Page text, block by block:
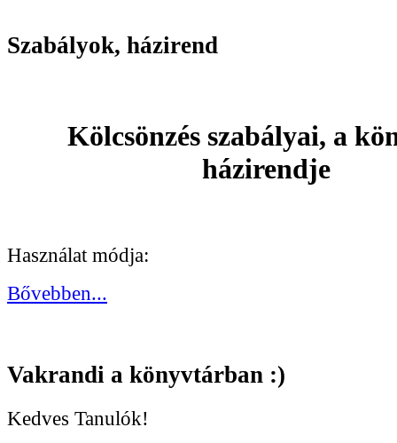
Szabályok, házirend
Kölcsönzés szabályai, a
házirendje
Használat módja:
Bővebben...
Vakrandi a könyvtárban :)
Kedves Tanulók!